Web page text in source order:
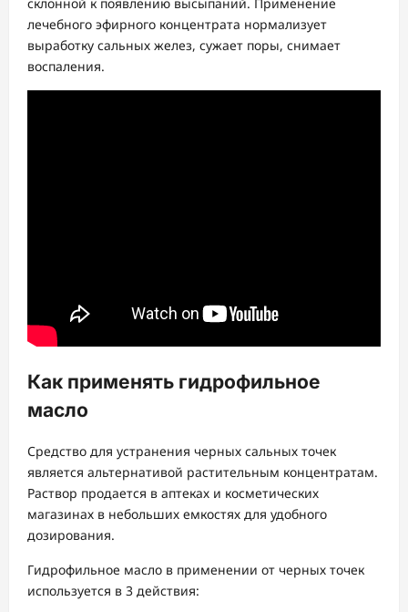
лечебного эфирного концентрата нормализует
выработку сальных желез, сужает поры, снимает
воспаления.
Как применять гидрофильное
масло
Средство для устранения черных сальных точек
является альтернативой растительным концентратам.
Раствор продается в аптеках и косметических
магазинах в небольших емкостях для удобного
дозирования.
Гидрофильное масло в применении от черных точек
используется в 3 действия: